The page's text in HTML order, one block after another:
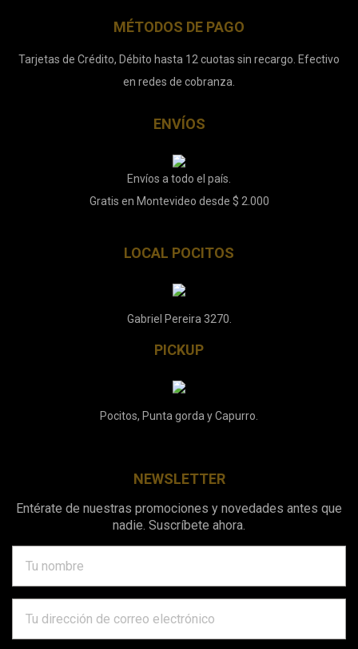
MÉTODOS DE PAGO
Tarjetas de Crédito, Débito hasta 12 cuotas sin recargo. Efectivo
en redes de cobranza.
ENVÍOS
Envíos a todo el país.
Gratis en Montevideo desde $ 2.000
LOCAL POCITOS
Gabriel Pereira 3270.
PICKUP
Pocitos, Punta gorda y Capurro.
NEWSLETTER
Entérate de nuestras promociones y novedades antes que
nadie. Suscríbete ahora.